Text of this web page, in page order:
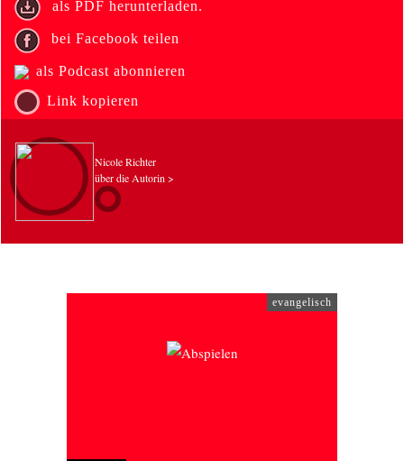
als PDF herunterladen.
bei Facebook teilen
als Podcast abonnieren
Link kopieren
Nicole Richter
über die Autorin >
evangelisch